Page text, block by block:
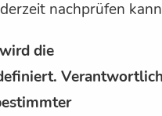
nachprüfen
die